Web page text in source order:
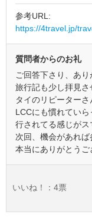
参考URL:
https://4travel.jp/
質問者からのお礼
ご回答下さり、あり
旅行記も少し拝見さ
タイのリピーターさ
LCCにも慣れてい
行されてる感じがス
次回、機会があれば
本当にありがとうご
いいね！： 4票